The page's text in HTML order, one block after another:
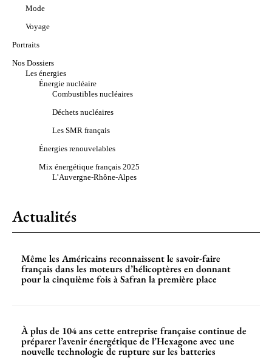
Mode
Voyage
Portraits
Nos Dossiers
Les énergies
Énergie nucléaire
Combustibles nucléaires
Déchets nucléaires
Les SMR français
Énergies renouvelables
Mix énergétique français 2025
L’Auvergne-Rhône-Alpes
Actualités
Même les Américains reconnaissent le savoir-faire
français dans les moteurs d’hélicoptères en donnant
pour la cinquième fois à Safran la première place
À plus de 104 ans cette entreprise française continue de
préparer l’avenir énergétique de l’Hexagone avec une
nouvelle technologie de rupture sur les batteries